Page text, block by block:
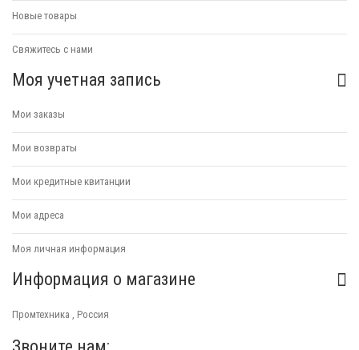
Новые товары
Свяжитесь с нами
Моя учетная запись
Мои заказы
Мои возвраты
Мои кредитные квитанции
Мои адреса
Моя личная информация
Информация о магазине
Промтехника , Россия